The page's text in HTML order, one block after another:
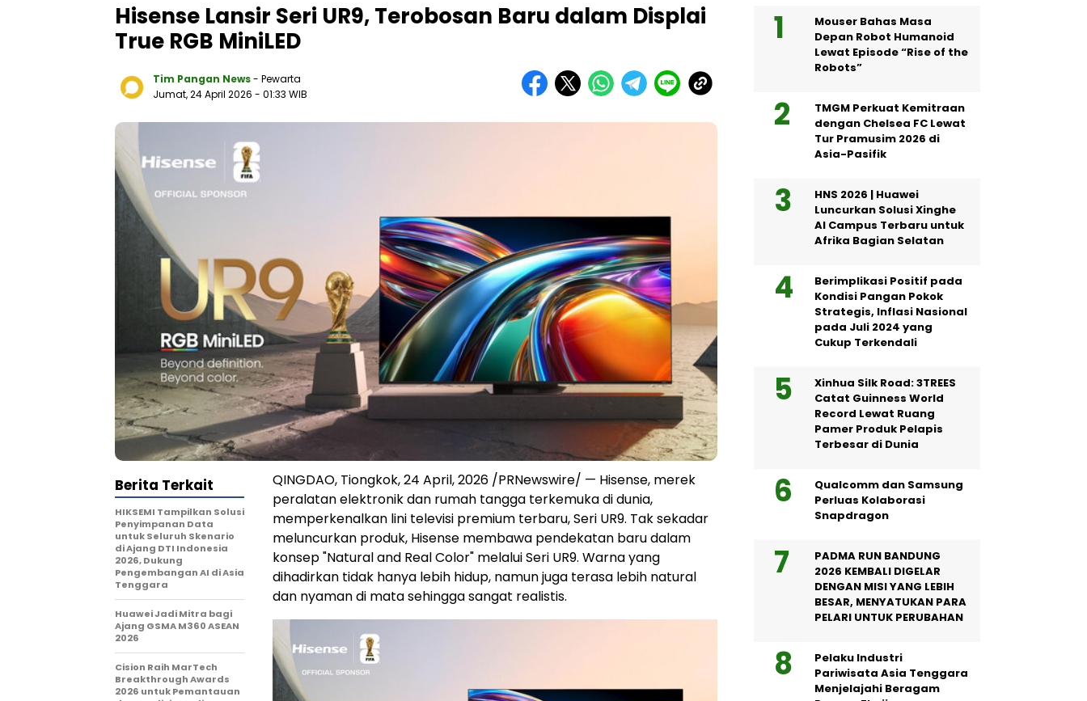
Hisense Lansir Seri UR9, Terobosan Baru dalam Displai
True RGB MiniLED
Tim Pangan News- Pewarta
Jumat, 24 April 2026 - 01:33 WIB
QINGDAO, Tiongkok,24 April, 2026 /PRNewswire/ — Hisense, merek
peralatan elektronik dan rumah tangga terkemuka di dunia,
memperkenalkan lini televisi premium terbaru, Seri UR9. Tak sekadar
meluncurkan produk, Hisense membawa pendekatan baru dalam
konsep "Natural and Real Color" melalui Seri UR9. Warna yang
dihadirkan tidak hanya lebih hidup, namun juga terasa lebih natural
dan nyaman di mata sehingga sangat realistis.
Berita Terkait
HIKSEMI Tampilkan Solusi
Penyimpanan Data
untuk Seluruh Skenario
di Ajang DTI Indonesia
2026, Dukung
Pengembangan AI di Asia
Tenggara
Huawei Jadi Mitra bagi
Ajang GSMA M360 ASEAN
2026
Cision Raih MarTech
Breakthrough Awards
2026 untuk Pemantauan
Mouser Bahas Masa
Depan Robot Humanoid
Lewat Episode “Rise of the
Robots”
TMGM Perkuat Kemitraan
dengan Chelsea FC Lewat
Tur Pramusim 2026 di
Asia-Pasifik
HNS 2026 | Huawei
Luncurkan Solusi Xinghe
AI Campus Terbaru untuk
Afrika Bagian Selatan
Berimplikasi Positif pada
Kondisi Pangan Pokok
Strategis, Inflasi Nasional
pada Juli 2024 yang
Cukup Terkendali
Xinhua Silk Road: 3TREES
Catat Guinness World
Record Lewat Ruang
Pamer Produk Pelapis
Terbesar di Dunia
Qualcomm dan Samsung
Perluas Kolaborasi
Snapdragon
PADMA RUN BANDUNG
2026 KEMBALI DIGELAR
DENGAN MISI YANG LEBIH
BESAR, MENYATUKAN PARA
PELARI UNTUK PERUBAHAN
Pelaku Industri
Pariwisata Asia Tenggara
Menjelajahi Beragam